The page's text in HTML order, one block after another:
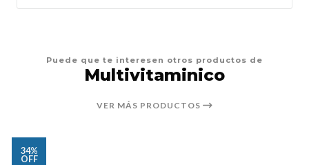
Puede que te interesen otros productos de
Multivitaminico
VER MÁS PRODUCTOS
34%
OFF